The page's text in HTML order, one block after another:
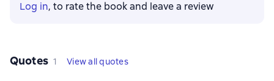
Log in, to rate the book and leave a review
Quotes 1 View all quotes